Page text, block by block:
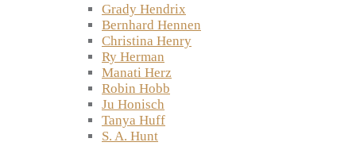
Grady Hendrix
Bernhard Hennen
Christina Henry
Ry Herman
Manati Herz
Robin Hobb
Ju Honisch
Tanya Huff
S. A. Hunt